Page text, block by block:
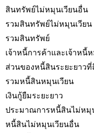
สินทรัพย์ไม่หมุนเวียนอื่น
รวมสินทรัพย์ไม่หมุนเวียน
รวมสินทรัพย์
เจ้าหนี้การค้าและเจ้าหนี้
ส่วนของหนี้สินระยะยาว
รวมหนี้สินหมุนเวียน
เงินกู้ยืมระยะยาว
ประมาณการหนี้สินไม่หมุ
หนี้สินไม่หมุนเวียนอื่น